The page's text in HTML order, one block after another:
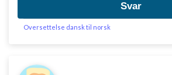
Svar
Oversettelse dansk til norsk